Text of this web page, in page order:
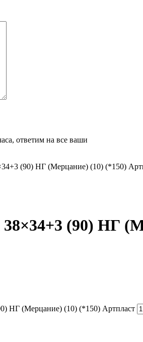
ответим на все ваши
(90) НГ (Мерцание) (10) (*150)
38×34+3 (90) НГ
НГ (Мерцание) (10) (*150) Артпласт